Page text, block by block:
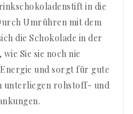
in die
Umrühren mit dem
die Schokolade in der
Sie sie noch nie
und sorgt für gute
unterliegen rohstoff- und